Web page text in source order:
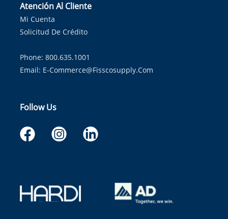
Atención Al Cliente
Mi Cuenta
Solicitud De Crédito
Phone: 800.635.1001
Email: E-Commerce@fisscosupply.com
Follow Us